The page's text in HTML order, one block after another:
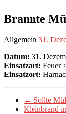
Brannte
Allgemein 31.
Datum: 31.
Einsatzart: Feuer
Einsatzort:
← Sollte
Kleinbrand